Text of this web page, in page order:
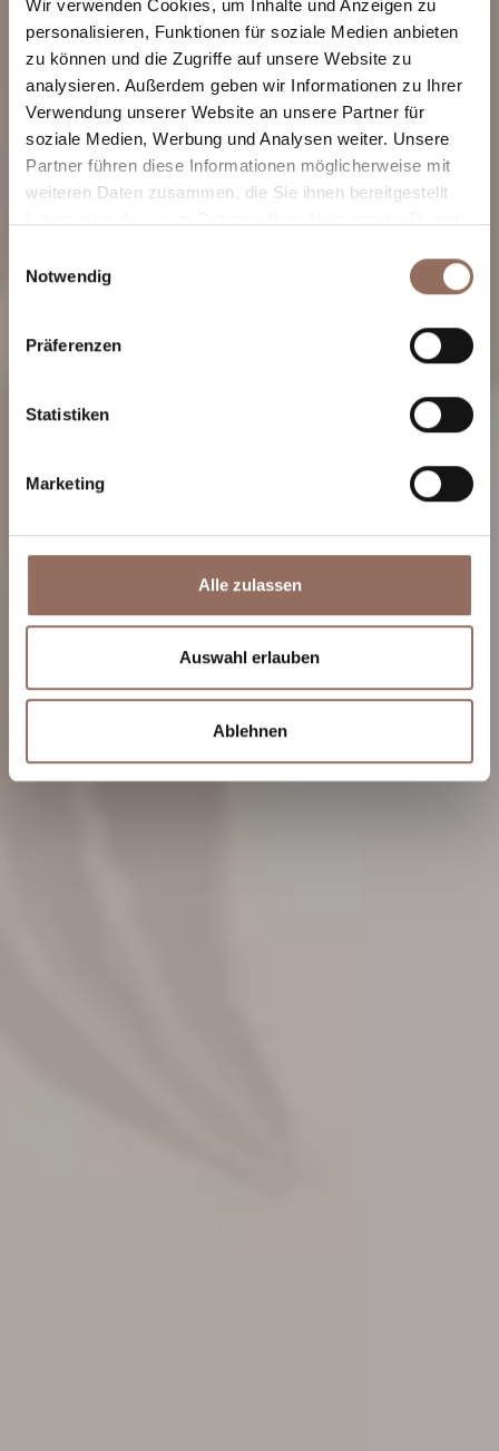
Wir verwenden Cookies, um Inhalte und Anzeigen zu
personalisieren, Funktionen für soziale Medien anbieten
zu können und die Zugriffe auf unsere Website zu
analysieren. Außerdem geben wir Informationen zu Ihrer
Verwendung unserer Website an unsere Partner für
soziale Medien, Werbung und Analysen weiter. Unsere
Partner führen diese Informationen möglicherweise mit
weiteren Daten zusammen, die Sie ihnen bereitgestellt
Notwendig
Präferenzen
Statistiken
Marketing
Alle zulassen
Auswahl erlauben
Ablehnen
Agriturismo
Margherita